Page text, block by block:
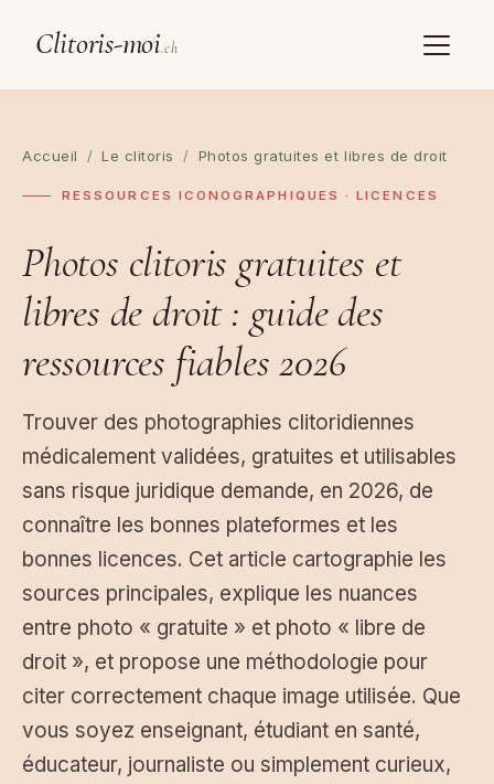
Clitoris-moi.ch
Accueil / Le clitoris / Photos gratuites et libres de droit
RESSOURCES ICONOGRAPHIQUES · LICENCES
Photos clitoris gratuites et
libres de droit: guide des
ressources fiables 2026
Trouver des photographies clitoridiennes
médicalement validées, gratuites et utilisables
sans risque juridique demande, en 2026, de
connaître les bonnes plateformes et les
bonnes licences. Cet article cartographie les
sources principales, explique les nuances
entre photo « gratuite » et photo « libre de
droit », et propose une méthodologie pour
citer correctement chaque image utilisée. Que
vous soyez enseignant, étudiant en santé,
éducateur, journaliste ou simplement curieux,